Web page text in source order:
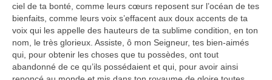
ciel de ta bonté, comme leurs cœurs reposent sur l’océan de tes
bienfaits, comme leurs voix s’effacent aux doux accents de ta
voix qui les appelle des hauteurs de ta sublime condition, en ton
nom, le très glorieux. Assiste, ô mon Seigneur, tes bien-aimés
qui, pour obtenir les choses que tu possèdes, ont tout
abandonné de ce qu’ils possédaient et qui, pour avoir ainsi